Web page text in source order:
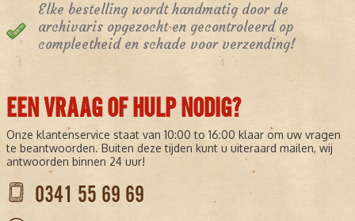
Elke bestelling wordt handmatig door de
archivaris opgezocht en gecontroleerd op
compleetheid en schade voor verzending!
EEN VRAAG OF HULP NODIG?
Onze klantenservice staat van 10:00 to 16:00 klaar om uw vragen
te beantwoorden. Buiten deze tijden kunt u uiteraard mailen, wij
antwoorden binnen 24 uur!
0341 55 69 69